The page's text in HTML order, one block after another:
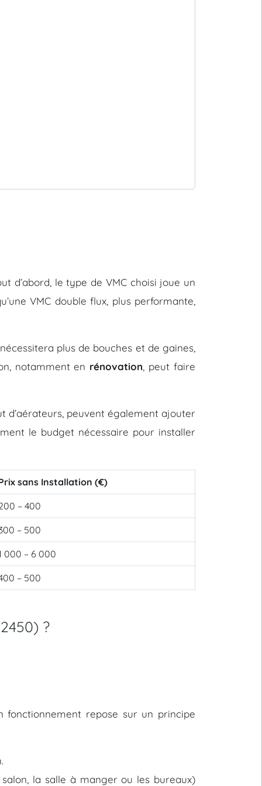
d’abord, le type de VMC choisi joue un
VMC double flux, plus performante,
plus de bouches et de gaines,
notamment en rénovation , peut faire
d’aérateurs, peuvent également ajouter
le budget nécessaire pour installer
sans Installation (€)
– 400
– 500
000 – 6 000
– 500
?
repose sur un principe
la salle à manger ou les bureaux)